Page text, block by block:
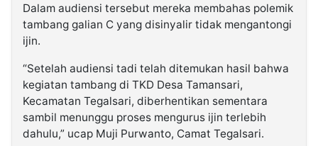
Dalam audiensi tersebut mereka membahas polemik
tambang galian C yang disinyalir tidak mengantongi
ijin.
“Setelah audiensi tadi telah ditemukan hasil bahwa
kegiatan tambang di TKD Desa Tamansari,
Kecamatan Tegalsari, diberhentikan sementara
sambil menunggu proses mengurus ijin terlebih
dahulu,” ucap Muji Purwanto, Camat Tegalsari.